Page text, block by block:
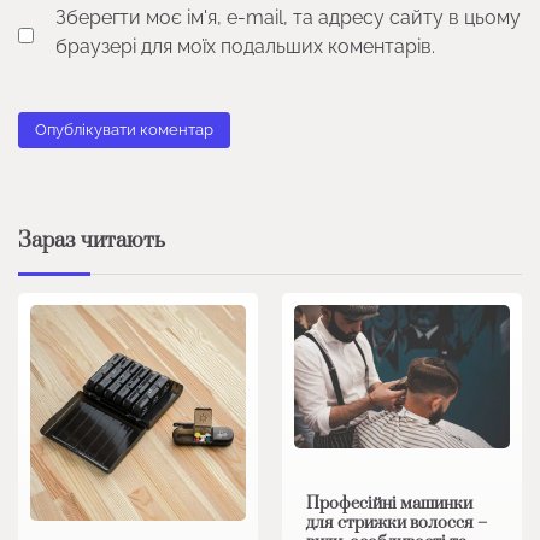
Зберегти моє ім'я, e-mail, та адресу сайту в цьому
браузері для моїх подальших коментарів.
Зараз читають
Професійні машинки
для стрижки волосся –